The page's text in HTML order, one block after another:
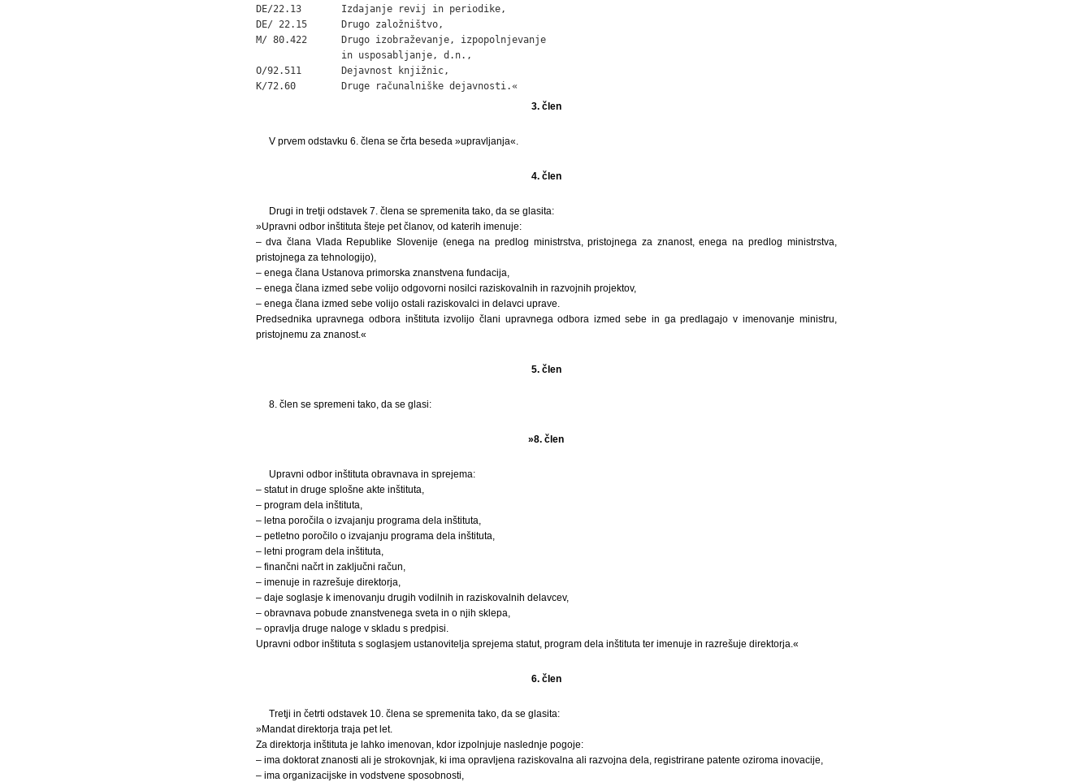
DE/22.13       Izdajanje revij in periodike,
DE/ 22.15      Drugo založništvo,
M/ 80.422      Drugo izobraževanje, izpopolnjevanje
               in usposabljanje, d.n.,
O/92.511       Dejavnost knjižnic,
K/72.60        Druge računalniške dejavnosti.«
3. člen
V prvem odstavku 6. člena se črta beseda »upravljanja«.
4. člen
Drugi in tretji odstavek 7. člena se spremenita tako, da se glasita:
»Upravni odbor inštituta šteje pet članov, od katerih imenuje:
– dva člana Vlada Republike Slovenije (enega na predlog ministrstva, pristojnega za znanost, enega na predlog ministrstva,
pristojnega za tehnologijo),
– enega člana Ustanova primorska znanstvena fundacija,
– enega člana izmed sebe volijo odgovorni nosilci raziskovalnih in razvojnih projektov,
– enega člana izmed sebe volijo ostali raziskovalci in delavci uprave.
Predsednika upravnega odbora inštituta izvolijo člani upravnega odbora izmed sebe in ga predlagajo v imenovanje ministru,
pristojnemu za znanost.«
5. člen
8. člen se spremeni tako, da se glasi:
»8. člen
Upravni odbor inštituta obravnava in sprejema:
– statut in druge splošne akte inštituta,
– program dela inštituta,
– letna poročila o izvajanju programa dela inštituta,
– petletno poročilo o izvajanju programa dela inštituta,
– letni program dela inštituta,
– finančni načrt in zaključni račun,
– imenuje in razrešuje direktorja,
– daje soglasje k imenovanju drugih vodilnih in raziskovalnih delavcev,
– obravnava pobude znanstvenega sveta in o njih sklepa,
– opravlja druge naloge v skladu s predpisi.
Upravni odbor inštituta s soglasjem ustanovitelja sprejema statut, program dela inštituta ter imenuje in razrešuje direktorja.«
6. člen
Tretji in četrti odstavek 10. člena se spremenita tako, da se glasita:
»Mandat direktorja traja pet let.
Za direktorja inštituta je lahko imenovan, kdor izpolnjuje naslednje pogoje:
– ima doktorat znanosti ali je strokovnjak, ki ima opravljena raziskovalna ali razvojna dela, registrirane patente oziroma inovacije,
– ima organizacijske in vodstvene sposobnosti,